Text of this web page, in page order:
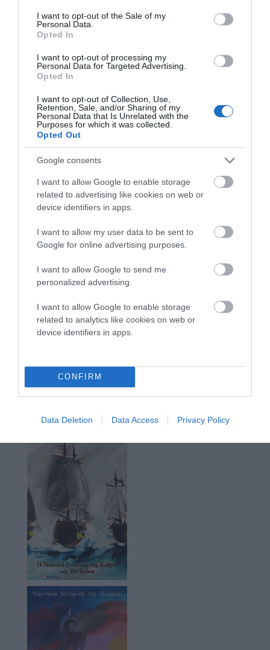
consent section.
I want to opt-out of the Sale of my
Personal Data.
Opted In
I want to opt-out of processing my
Personal Data for Targeted Advertising.
Opted In
I want to opt-out of Collection, Use,
Retention, Sale, and/or Sharing of my
Personal Data that Is Unrelated with the
Purposes for which it was collected.
Opted Out
Google consents
I want to allow Google to enable storage
related to advertising like cookies on web or
device identifiers in apps.
I want to allow my user data to be sent to
Google for online advertising purposes.
I want to allow Google to send me
personalized advertising.
I want to allow Google to enable storage
related to analytics like cookies on web or
device identifiers in apps.
CONFIRM
Data Deletion Data Access Privacy Policy
αυτόν τον πλοηγό για την επόμενη φορά που θα σχολιάσω.